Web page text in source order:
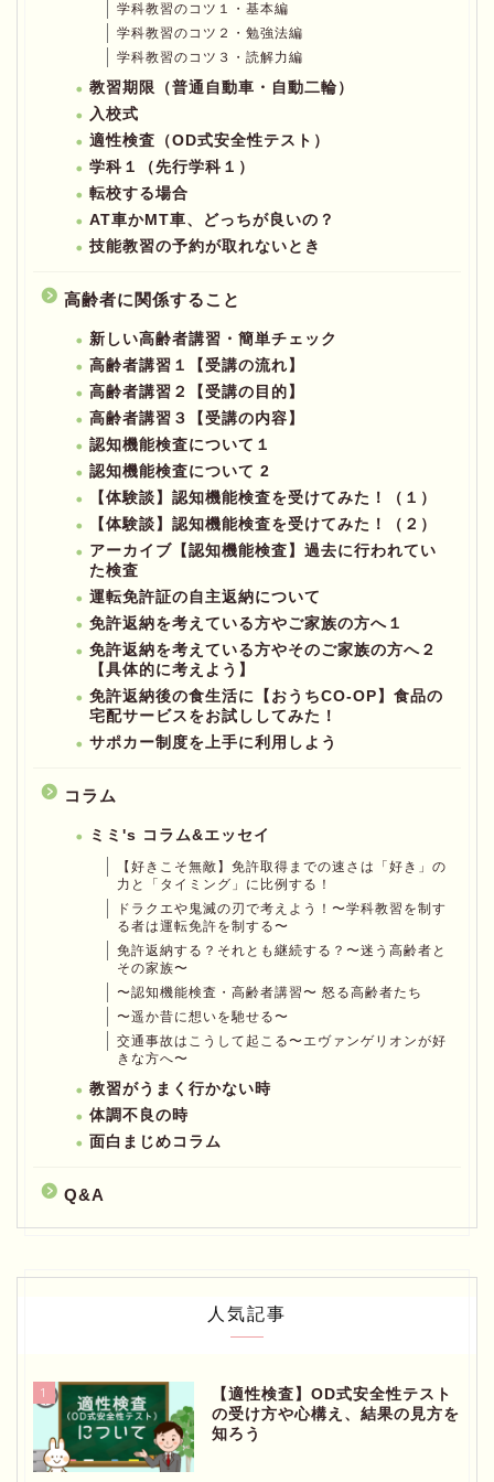
学科教習のコツ１・基本編
学科教習のコツ２・勉強法編
学科教習のコツ３・読解力編
教習期限（普通自動車・自動二輪）
入校式
適性検査（OD式安全性テスト）
学科１（先行学科１）
転校する場合
AT車かMT車、どっちが良いの？
技能教習の予約が取れないとき
高齢者に関係すること
新しい高齢者講習・簡単チェック
高齢者講習１【受講の流れ】
高齢者講習２【受講の目的】
高齢者講習３【受講の内容】
認知機能検査について１
認知機能検査について 2
【体験談】認知機能検査を受けてみた！（１）
【体験談】認知機能検査を受けてみた！（２）
アーカイブ【認知機能検査】過去に行われてい
た検査
運転免許証の自主返納について
免許返納を考えている方やご家族の方へ１
免許返納を考えている方やそのご家族の方へ２
【具体的に考えよう】
免許返納後の食生活に【おうちCO-OP】食品の
宅配サービスをお試ししてみた！
サポカー制度を上手に利用しよう
コラム
ミミ's コラム&エッセイ
【好きこそ無敵】免許取得までの速さは「好き」の
力と「タイミング」に比例する！
ドラクエや鬼滅の刃で考えよう！〜学科教習を制す
る者は運転免許を制する〜
免許返納する？それとも継続する？〜迷う高齢者と
その家族〜
〜認知機能検査・高齢者講習〜 怒る高齢者たち
〜遥か昔に想いを馳せる〜
交通事故はこうして起こる〜エヴァンゲリオンが好
きな方へ〜
教習がうまく行かない時
体調不良の時
面白まじめコラム
Q&A
人気記事
1
【適性検査】OD式安全性テスト
の受け方や心構え、結果の見方を
知ろう